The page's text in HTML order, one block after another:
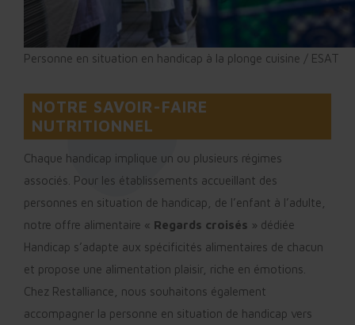
Personne en situation en handicap à la plonge cuisine / ESAT
NOTRE SAVOIR-FAIRE
NUTRITIONNEL
Chaque handicap implique un ou plusieurs régimes
associés. Pour les établissements accueillant des
personnes en situation de handicap, de l’enfant à l’adulte,
notre offre alimentaire « Regards croisés » dédiée
Handicap s’adapte aux spécificités alimentaires de chacun
et propose une alimentation plaisir, riche en émotions.
Chez Restalliance, nous souhaitons également
accompagner la personne en situation de handicap vers